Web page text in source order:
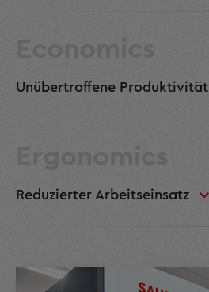
Unübertroffene Produktivität
Reduzierter Arbeitseinsatz